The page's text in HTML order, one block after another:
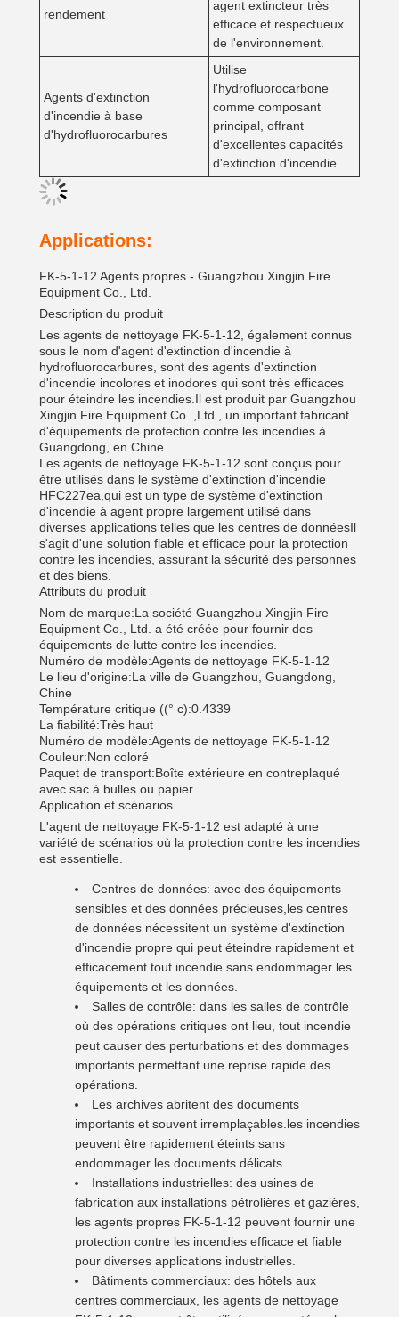
rendement
agent extincteur très
efficace et respectueux
de l'environnement.
Agents d'extinction
d'incendie à base
d'hydrofluorocarbures
Utilise
l'hydrofluorocarbone
comme composant
principal, offrant
d'excellentes capacités
d'extinction d'incendie.
Applications:
FK-5-1-12 Agents propres - Guangzhou Xingjin Fire
Equipment Co., Ltd.
Description du produit
Les agents de nettoyage FK-5-1-12, également connus
sous le nom d'agent d'extinction d'incendie à
hydrofluorocarbures, sont des agents d'extinction
d'incendie incolores et inodores qui sont très efficaces
pour éteindre les incendies.Il est produit par Guangzhou
Xingjin Fire Equipment Co..,Ltd., un important fabricant
d'équipements de protection contre les incendies à
Guangdong, en Chine.
Les agents de nettoyage FK-5-1-12 sont conçus pour
être utilisés dans le système d'extinction d'incendie
HFC227ea,qui est un type de système d'extinction
d'incendie à agent propre largement utilisé dans
diverses applications telles que les centres de donnéesIl
s'agit d'une solution fiable et efficace pour la protection
contre les incendies, assurant la sécurité des personnes
et des biens.
Attributs du produit
Nom de marque:La société Guangzhou Xingjin Fire
Equipment Co., Ltd. a été créée pour fournir des
équipements de lutte contre les incendies.
Numéro de modèle:Agents de nettoyage FK-5-1-12
Le lieu d'origine:La ville de Guangzhou, Guangdong,
Chine
Température critique ((° c):0.4339
La fiabilité:Très haut
Numéro de modèle:Agents de nettoyage FK-5-1-12
Couleur:Non coloré
Paquet de transport:Boîte extérieure en contreplaqué
avec sac à bulles ou papier
Application et scénarios
L'agent de nettoyage FK-5-1-12 est adapté à une
variété de scénarios où la protection contre les incendies
est essentielle.
Centres de données: avec des équipements
sensibles et des données précieuses,les centres
de données nécessitent un système d'extinction
d'incendie propre qui peut éteindre rapidement et
efficacement tout incendie sans endommager les
équipements et les données.
Salles de contrôle: dans les salles de contrôle
où des opérations critiques ont lieu, tout incendie
peut causer des perturbations et des dommages
importants.permettant une reprise rapide des
opérations.
Les archives abritent des documents
importants et souvent irremplaçables.les incendies
peuvent être rapidement éteints sans
endommager les documents délicats.
Installations industrielles: des usines de
fabrication aux installations pétrolières et gazières,
les agents propres FK-5-1-12 peuvent fournir une
protection contre les incendies efficace et fiable
pour diverses applications industrielles.
Bâtiments commerciaux: des hôtels aux
centres commerciaux, les agents de nettoyage